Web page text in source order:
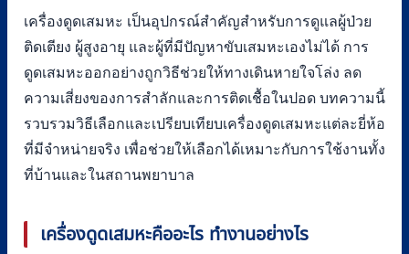
เครื่องดูดเสมหะ เป็นอุปกรณ์สำคัญสำหรับการดูแลผู้ป่วย
ติดเตียง ผู้สูงอายุ และผู้ที่มีปัญหาขับเสมหะเองไม่ได้ การ
ดูดเสมหะออกอย่างถูกวิธีช่วยให้ทางเดินหายใจโล่ง ลด
ความเสี่ยงของการสำลักและการติดเชื้อในปอด บทความนี้
รวบรวมวิธีเลือกและเปรียบเทียบเครื่องดูดเสมหะแต่ละยี่ห้อ
ที่มีจำหน่ายจริง เพื่อช่วยให้เลือกได้เหมาะกับการใช้งานทั้ง
ที่บ้านและในสถานพยาบาล
เครื่องดูดเสมหะคืออะไร ทำงานอย่างไร